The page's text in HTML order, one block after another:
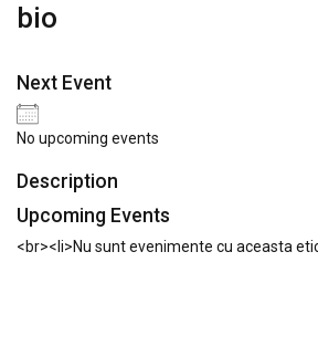
bio
Next Event
No upcoming events
Description
Upcoming Events
<br><li>Nu sunt evenimente cu aceasta